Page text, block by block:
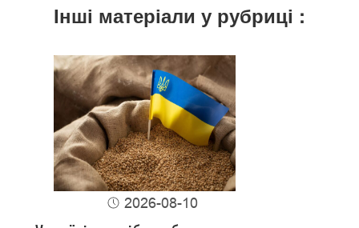
Інші матеріали у рубриці :
2026-08-10